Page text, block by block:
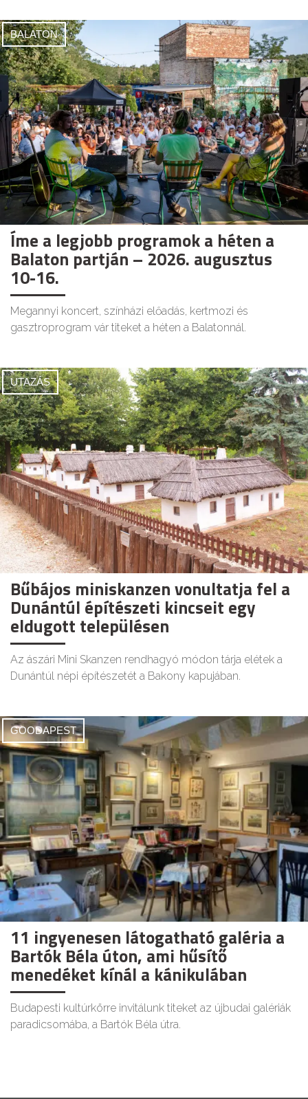
BALATON
Íme a legjobb programok a héten a
Balaton partján – 2026. augusztus
10-16.
Megannyi koncert, színházi előadás, kertmozi és
gasztroprogram vár titeket a héten a Balatonnál.
UTAZÁS
Bűbájos miniskanzen vonultatja fel a
Dunántúl építészeti kincseit egy
eldugott településen
Az ászári Mini Skanzen rendhagyó módon tárja elétek a
Dunántúl népi építészetét a Bakony kapujában.
GOODAPEST
11 ingyenesen látogatható galéria a
Bartók Béla úton, ami hűsítő
menedéket kínál a kánikulában
Budapesti kultúrkörre invitálunk titeket az újbudai galériák
paradicsomába, a Bartók Béla útra.